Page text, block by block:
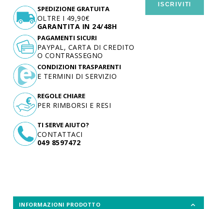
ISCRIVITI
SPEDIZIONE GRATUITA
OLTRE I 49,90€
GARANTITA IN 24/48H
TI SERVE AIUTO?
CONTATTACI
049 8597472
PAGAMENTI SICURI
PAYPAL, CARTA DI CREDITO
O CONTRASSEGNO
CONDIZIONI TRASPARENTI
E TERMINI DI SERVIZIO
REGOLE CHIARE
PER RIMBORSI E RESI
INFORMAZIONI PRODOTTO